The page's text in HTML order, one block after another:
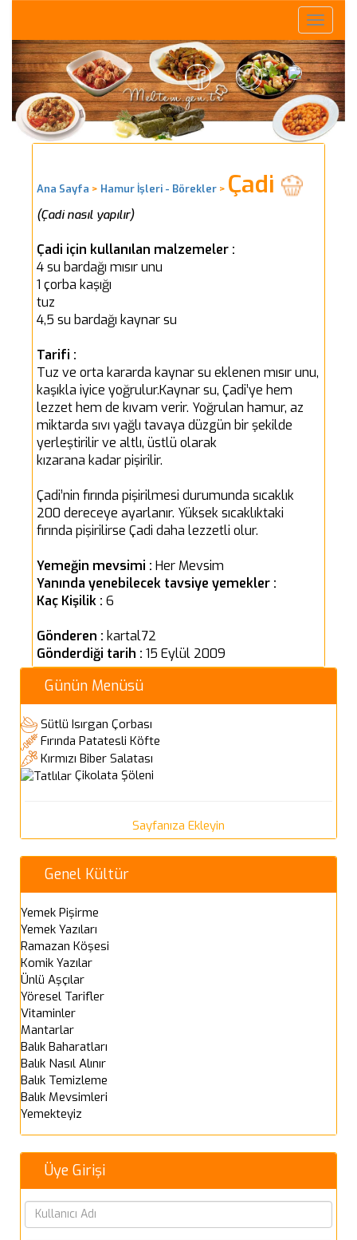
Toggle
Ana Sayfa > Hamur İşleri - Börekler > Çadi
(Çadi nasıl yapılır)
Çadi için kullanılan malzemeler :
4 su bardağı mısır unu
1 çorba kaşığı
tuz
4,5 su bardağı kaynar su
Tarifi :
Tuz ve orta kararda kaynar su eklenen mısır unu,
kaşıkla iyice yoğrulur.Kaynar su, Çadi’ye hem
lezzet hem de kıvam verir. Yoğrulan hamur, az
miktarda sıvı yağlı tavaya düzgün bir şekilde
yerleştirilir ve altlı, üstlü olarak
kızarana kadar pişirilir.
Çadi’nin fırında pişirilmesi durumunda sıcaklık
200 dereceye ayarlanır. Yüksek sıcaklıktaki
fırında pişirilirse Çadi daha lezzetli olur.
Yemeğin mevsimi : Her Mevsim
Yanında yenebilecek tavsiye yemekler :
Kaç Kişilik : 6
Gönderen : kartal72
Gönderdiği tarih : 15 Eylül 2009
Günün Menüsü
Sütlü Isırgan Çorbası
Fırında Patatesli Köfte
Kırmızı Biber Salatası
Çikolata Şöleni
Sayfanıza Ekleyin
Genel Kültür
Yemek Pişirme
Yemek Yazıları
Ramazan Köşesi
Komik Yazılar
Ünlü Aşçılar
Yöresel Tarifler
Vitaminler
Mantarlar
Balık Baharatları
Balık Nasıl Alınır
Balık Temizleme
Balık Mevsimleri
Yemekteyiz
Üye Girişi